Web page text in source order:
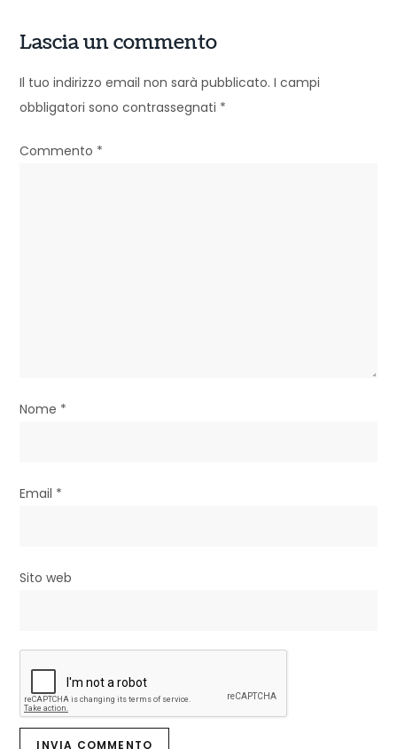
i
a
i
i
o
Lascia un commento
Il tuo indirizzo email non sarà pubblicato. I campi
obbligatori sono contrassegnati *
Commento *
Nome *
Email *
Sito web